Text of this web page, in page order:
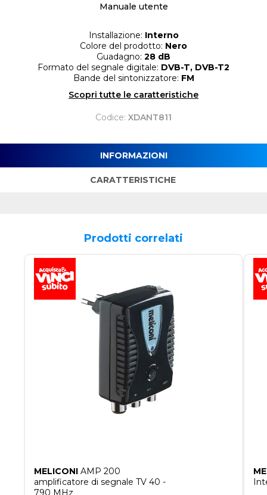
Manuale utente
Installazione: Interno
Colore del prodotto: Nero
Guadagno: 28 dB
Formato del segnale digitale: DVB-T, DVB-T2
Bande del sintonizzatore: FM
Scopri tutte le caratteristiche
Codice: XDANT811
INFORMAZIONI
CARATTERISTICHE
Prodotti correlati
MELICONI AMP 200
amplificatore di segnale TV 40 -
790 MHz